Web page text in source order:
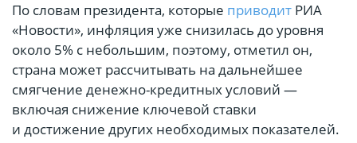
По словам президента, которые приводит РИА
«Новости», инфляция уже снизилась до уровня
около 5% с небольшим, поэтому, отметил он,
страна может рассчитывать на дальнейшее
смягчение денежно-кредитных условий —
включая снижение ключевой ставки
и достижение других необходимых показателей.